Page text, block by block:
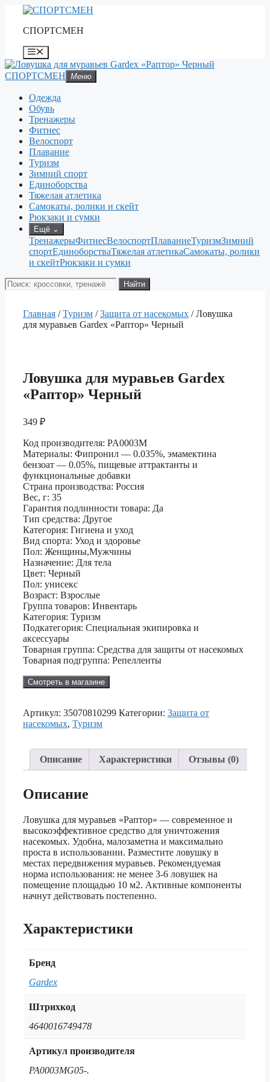
Перейти
содержимому
СПОРТСМЕН
Меню
СПОРТСМЕН Меню
Одежда
Обувь
Тренажеры
Фитнес
Велоспорт
Плавание
Туризм
Зимний спорт
Единоборства
Тяжелая атлетика
Самокаты, ролики и скейт
Рюкзаки и сумки
Ещё ⌄
ТренажерыФитнесВелоспортПлаваниеТуризмЗимний
спортЕдиноборстваТяжелая атлетикаСамокаты, ролики
и скейтРюкзаки и сумки
Поиск
товаров
Найти
Главная /Туризм /Защита от насекомых / Ловушка
для муравьев Gardex «Раптор» Черный
Ловушка для муравьев Gardex
«Раптор» Черный
349 ₽
Код производителя: PA0003M
Материалы: Фипронил — 0.035%, эмамектина
бензоат — 0.05%, пищевые аттрактанты и
функциональные добавки
Страна производства: Россия
Вес, г: 35
Гарантия подлинности товара: Да
Тип средства: Другое
Категория: Гигиена и уход
Вид спорта: Уход и здоровье
Пол: Женщины,Мужчины
Назначение: Для тела
Цвет: Черный
Пол: унисекс
Возраст: Взрослые
Группа товаров: Инвентарь
Категория: Туризм
Подкатегория: Специальная экипировка и
аксессуары
Товарная группа: Средства для защиты от насекомых
Товарная подгруппа: Репелленты
Смотреть в магазине
Артикул: 35070810299 Категории: Защита от
насекомых, Туризм
Описание Характеристики Отзывы (0)
Описание
Ловушка для муравьев «Раптор» — современное и
высокоэффективное средство для уничтожения
насекомых. Удобна, малозаметна и максимально
проста в использовании. Разместите ловушку в
местах передвижения муравьев. Рекомендуемая
норма использования: не менее 3-6 ловушек на
помещение площадью 10 м2. Активные компоненты
начнут действовать постепенно.
Характеристики
Бренд
Gardex
Штрихкод
4640016749478
Артикул производителя
PA0003MG05-.